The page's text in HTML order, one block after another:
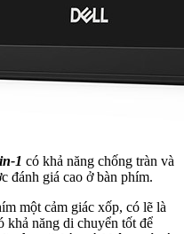
1 có khả năng chống tràn và
đánh giá cao ở bàn phím.
một cảm giác xốp, có lẽ là
khả năng di chuyển tốt để